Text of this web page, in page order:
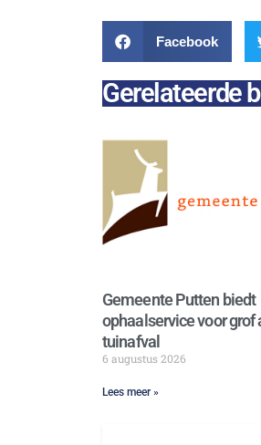
Facebook
Gerelateerde
Gemeente Putten biedt
ophaalservice voor grof
tuinafval
6 augustus 2026
Lees meer »